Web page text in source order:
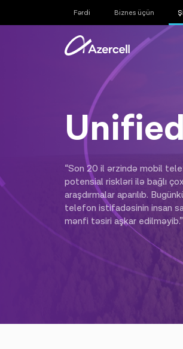
Fərdi Biznes üçün
Unified
“Son 20 il ərzində mobil
potensial riskləri ilə bağlı
araşdırmalar aparılıb.
telefon istifadəsinin insan
mənfi təsiri aşkar edilməyib.”